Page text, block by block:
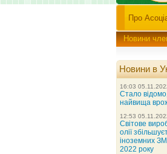
Про
Новини
Новини в
16:03
Стало
найвища
12:53
Світове
олії
іноземних
2022 року